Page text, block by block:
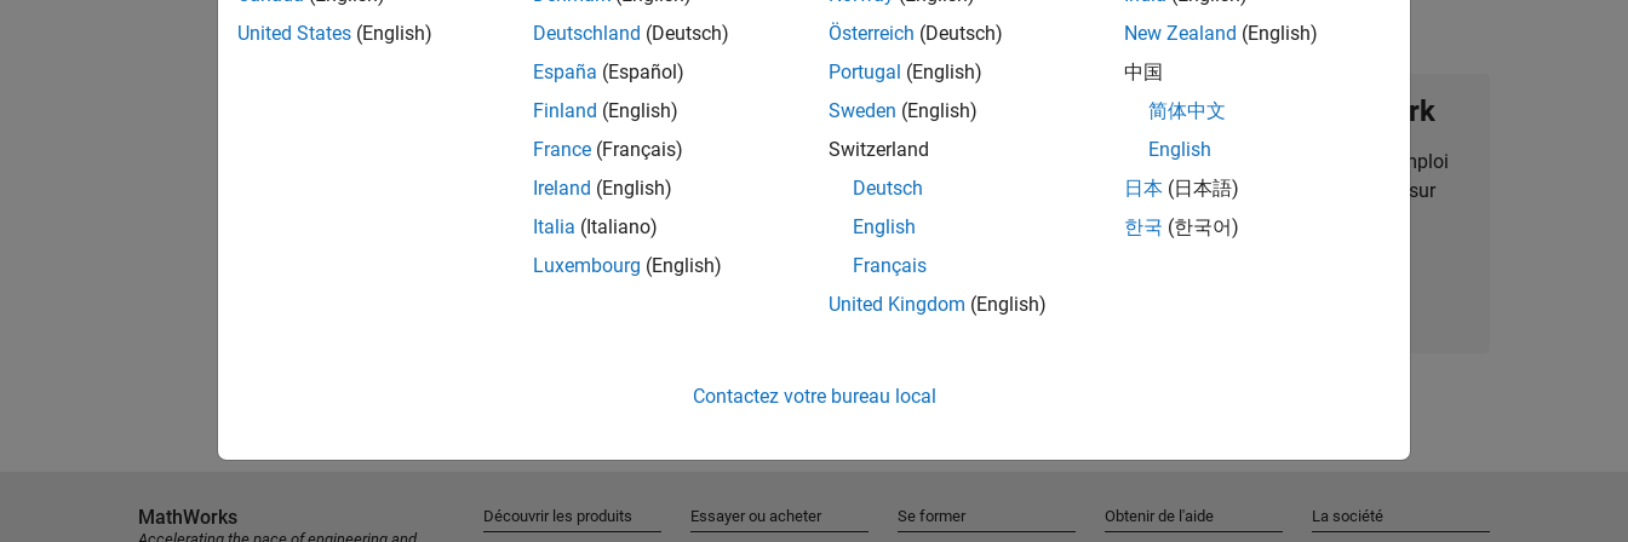
Rejoignez notre Talent Network
Recevez des alertes pour des opportunités d'emploi
personnalisées, des articles et des actualités sur
l'entreprise.
United States (English)
Deutschland (Deutsch)
España (Español)
Finland (English)
France (Français)
Ireland (English)
Italia (Italiano)
Luxembourg (English)
Österreich (Deutsch)
Portugal (English)
Sweden (English)
Switzerland
Deutsch
English
Français
United Kingdom (English)
New Zealand (English)
中国
简体中文
English
日本 (日本語)
한국 (한국어)
Contactez votre bureau local
MathWorks Découvrir les produits Essayer ou acheter Se former Obtenir de l'aide La société